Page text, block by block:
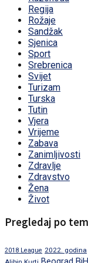
Regija
Rožaje
Sandžak
Sjenica
Sport
Srebrenica
Svijet
Turizam
Turska
Tutin
Vjera
Vrijeme
Zabava
Zanimljivosti
Zdravlje
Zdravstvo
Žena
Život
Pregledaj po
2018 League 2022. godina